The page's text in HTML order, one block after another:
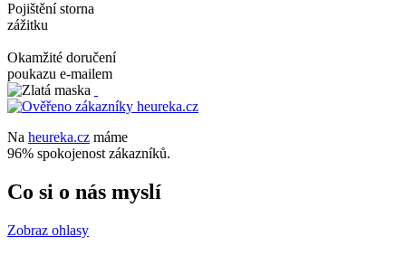
Pojištění storna
zážitku
Okamžité doručení
poukazu e-mailem
Na heureka.cz máme
96% spokojenost zákazníků.
Co si o nás myslí
Zobraz ohlasy